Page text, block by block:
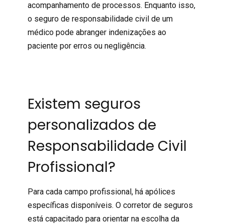
acompanhamento de processos. Enquanto isso,
o seguro de responsabilidade civil de um
médico pode abranger indenizações ao
paciente por erros ou negligência.
Existem seguros
personalizados de
Responsabilidade Civil
Profissional?
Para cada campo profissional, há apólices
específicas disponíveis. O corretor de seguros
está capacitado para orientar na escolha da